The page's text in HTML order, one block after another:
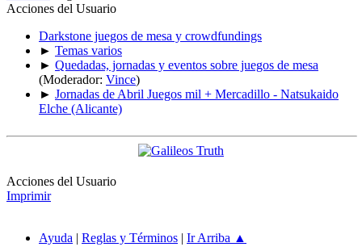
Acciones del Usuario
Darkstone juegos de mesa y crowdfundings
► Temas varios
► Quedadas, jornadas y eventos sobre juegos de mesa
(Moderador: Vince)
► Jornadas de Abril Juegos mil + Mercadillo - Natsukaido
Elche (Alicante)
Acciones del Usuario
Imprimir
Ayuda | Reglas y Términos | Ir Arriba ▲